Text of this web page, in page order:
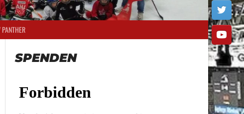
SPENDEN